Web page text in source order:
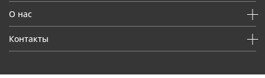
О нас
Контакты